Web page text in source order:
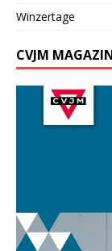
Winzertage
CVJM